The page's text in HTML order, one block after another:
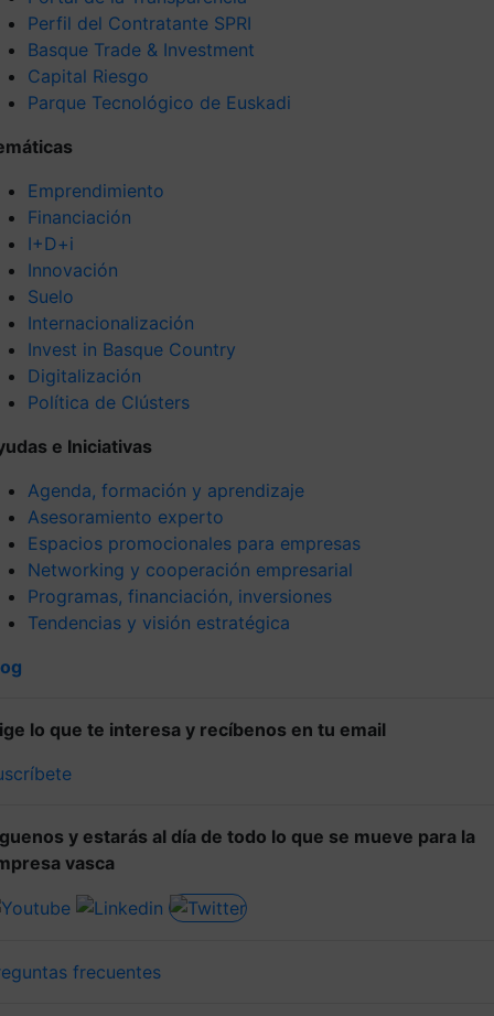
Perfil del Contratante SPRI
Basque Trade & Investment
Capital Riesgo
Parque Tecnológico de Euskadi
Emprendimiento
Financiación
I+D+i
Innovación
Suelo
Internacionalización
Invest in Basque Country
Digitalización
Política de Clústers
e Iniciativas
Agenda, formación y aprendizaje
Asesoramiento experto
Espacios promocionales para empresas
Networking y cooperación empresarial
Programas, financiación, inversiones
Tendencias y visión estratégica
lo que te interesa y recíbenos en tu email
y estarás al día de todo lo que se mueve para la
vasca
frecuentes